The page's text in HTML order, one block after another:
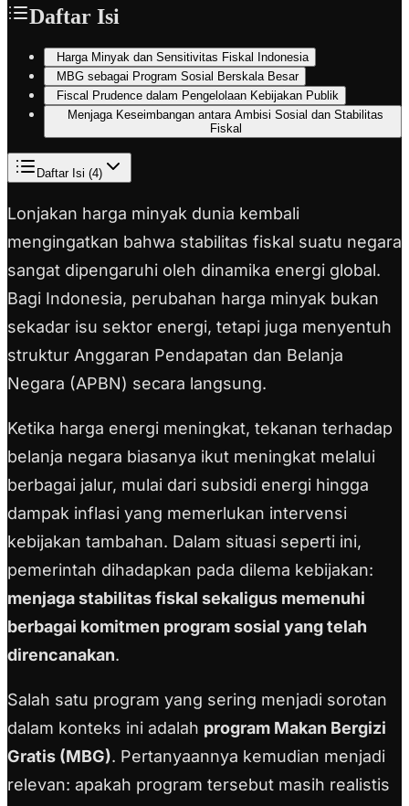
Daftar Isi
Harga Minyak dan Sensitivitas Fiskal Indonesia
MBG sebagai Program Sosial Berskala Besar
Fiscal Prudence dalam Pengelolaan Kebijakan Publik
Menjaga Keseimbangan antara Ambisi Sosial dan Stabilitas
Fiskal
Daftar Isi (4)
Lonjakan harga minyak dunia kembali
mengingatkan bahwa stabilitas fiskal suatu negara
sangat dipengaruhi oleh dinamika energi global.
Bagi Indonesia, perubahan harga minyak bukan
sekadar isu sektor energi, tetapi juga menyentuh
struktur Anggaran Pendapatan dan Belanja
Negara (APBN) secara langsung.
Ketika harga energi meningkat, tekanan terhadap
belanja negara biasanya ikut meningkat melalui
berbagai jalur, mulai dari subsidi energi hingga
dampak inflasi yang memerlukan intervensi
kebijakan tambahan. Dalam situasi seperti ini,
pemerintah dihadapkan pada dilema kebijakan:
menjaga stabilitas fiskal sekaligus memenuhi
berbagai komitmen program sosial yang telah
direncanakan.
Salah satu program yang sering menjadi sorotan
dalam konteks ini adalah program Makan Bergizi
Gratis (MBG). Pertanyaannya kemudian menjadi
relevan: apakah program tersebut masih realistis